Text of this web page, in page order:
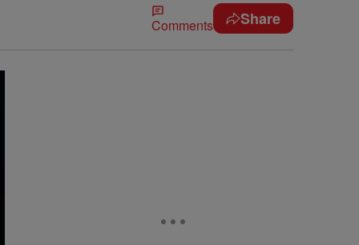
Comments Share